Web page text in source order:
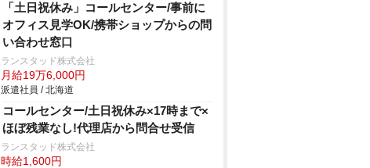
「土日祝休み」コールセンター/事前に
オフィス見学OK/携帯ショップからの問
い合わせ窓口
ランスタッド株式会社
月給19万6,000円
派遣社員 / 北海道
コールセンター/土日祝休み×17時まで×
ほぼ残業なし!代理店から問合せ受信
ランスタッド株式会社
時給1,600円